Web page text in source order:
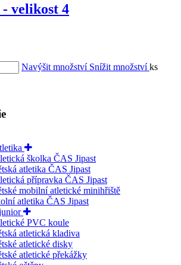
velikost 4
Navýšit množství Snížit množstvíks
školka ČAS Jipast
atletika ČAS Jipast
přípravka ČAS Jipast
mobilní atletické minihřiště
atletika ČAS Jipast
PVC koule
atletická kladiva
atletické disky
atletické překážky